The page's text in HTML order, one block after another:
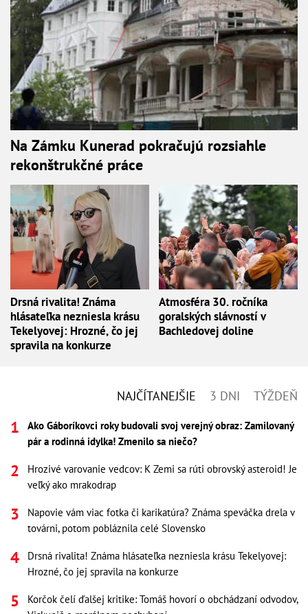
Na Zámku Kunerad pokračujú rozsiahle
rekonštrukčné práce
Drsná rivalita! Známa
hlásateľka nezniesla krásu
Tekelyovej: Hrozné, čo jej
spravila na konkurze
Atmosféra 30. ročníka
goralských slávností v
Bachledovej doline
NAJČÍTANEJŠIE 3 DNI TÝŽDEŇ
Ako Gáboríkovci roky budovali svoj verejný obraz: Zamilovaný
pár a rodinná idylka! Zmenilo sa niečo?
Hrozivé varovanie vedcov: K Zemi sa rúti obrovský asteroid! Je
veľký ako mrakodrap
Napovie vám viac fotka či karikatúra? Známa speváčka drela v
továrni, potom pobláznila celé Slovensko
Drsná rivalita! Známa hlásateľka nezniesla krásu Tekelyovej:
Hrozné, čo jej spravila na konkurze
Korčok čelí ďalšej kritike: Tomáš hovorí o obchádzaní odvodov,